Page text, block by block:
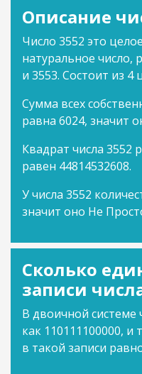
Описание
Число 3552 это
натуральное число,
и 3553. Состоит из 4
Сумма всех
равна 6024, значит
Квадрат числа 3552
равен 44814532608.
У числа 3552
значит оно Не
Сколько
записи
В двоичной системе
как 110111100000, и
в такой записи